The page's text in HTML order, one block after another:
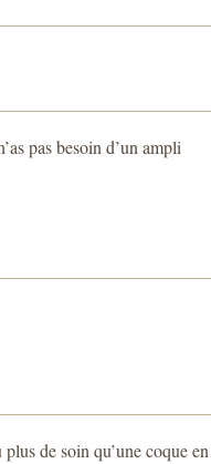
pas besoin d’un ampli
de soin qu’une coque en